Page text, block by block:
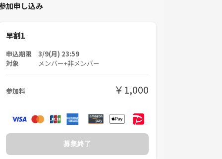
加申し込み
早割1
申込期限 3/9(月) 23:59
対象 メンバー+非メンバー
参加料 ￥1,000
募集終了